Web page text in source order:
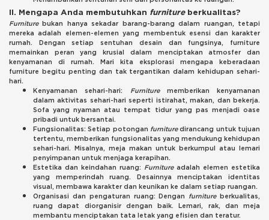
II. Mengapa Anda membutuhkan furnitureberkualitas?
Furniturebukan hanya sekadar barang-barang dalam ruangan, tetapi
mereka adalah elemen-elemen yang membentuk esensi dan karakter
rumah. Dengan setiap sentuhan desain dan fungsinya, furniture
memainkan peran yang krusial dalam menciptakan atmosfer dan
kenyamanan di rumah. Mari kita eksplorasi mengapa keberadaan
furniture begitu penting dan tak tergantikan dalam kehidupan sehari-
hari.
Kenyamanan sehari-hari:
Furniturememberikan kenyamanan
dalam aktivitas sehari-hari seperti istirahat, makan, dan bekerja.
Sofa yang nyaman atau tempat tidur yang pas menjadi oase
pribadi untuk bersantai.
Fungsionalitas: Setiap potongan furnituredirancang untuk tujuan
tertentu, memberikan fungsionalitas yang mendukung kehidupan
sehari-hari. Misalnya, meja makan untuk berkumpul atau lemari
penyimpanan untuk menjaga kerapihan.
Estetika dan keindahan ruang: Furnitureadalah elemen estetika
yang memperindah ruang. Desainnya menciptakan identitas
visual, membawa karakter dan keunikan ke dalam setiap ruangan.
Organisasi dan pengaturan ruang: Dengan furnitureberkualitas,
ruang dapat diorganisir dengan baik. Lemari, rak, dan meja
membantu menciptakan tata letak yang efisien dan teratur.